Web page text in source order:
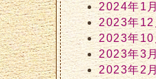
2024年1
2023年12
2023年10
2023年3
2023年2